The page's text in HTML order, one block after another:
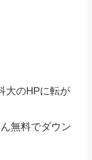
大のHPに転が
無料でダウン